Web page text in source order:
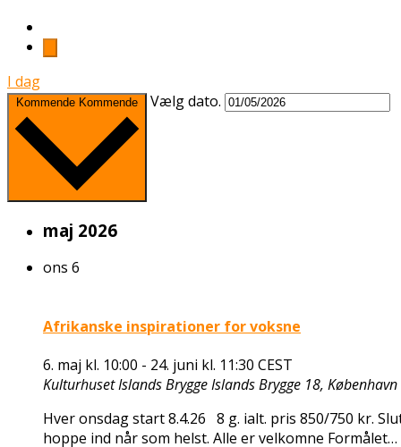
I dag
Kommende Kommende Vælg dato.
maj 2026
ons 6
Afrikanske inspirationer for voksne
6. maj kl. 10:00 - 24. juni kl. 11:30 CEST
Kulturhuset Islands BryggeIslands Brygge 18,
Hver onsdag start 8.4.26 8 g. ialt. pris 850/750 kr.
hoppe ind når som helst. Alle er velkomne Formålet…